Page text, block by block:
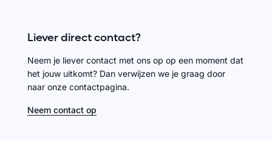
Liever direct contact?
Neem je liever contact met ons op op een moment dat
het jouw uitkomt? Dan verwijzen we je graag door
naar onze contactpagina.
Neem contact op